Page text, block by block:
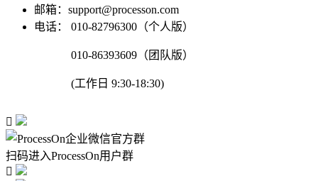
邮箱：support@processon.com
电话：
010-82796300（个人版）
010-86393609（团队版）
(工作日 9:30-18:30)

扫码进入ProcessOn用户群
